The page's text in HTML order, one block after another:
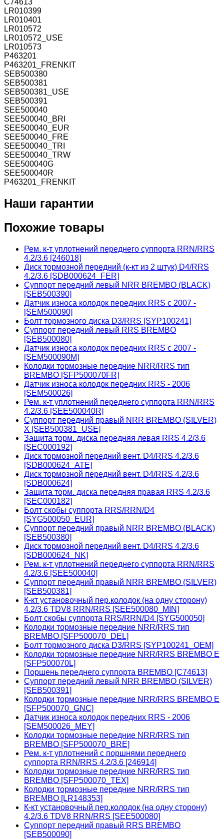
C74613
LR010399
LR010401
LR010572
LR010572_USE
LR010573
P463201
P463201_FRENKIT
SEB500380
SEB500381
SEB500381_USE
SEB500391
SEE500040
SEE500040_BRI
SEE500040_EUR
SEE500040_FRE
SEE500040_TRI
SEE500040_TRW
SEE500040G
SEE500040R
Р463201_FRENKIT
Наши гарантии
Похожие товары
Рем. к-т уплотнений переднего суппорта RRN/RRS
4.2/3.6 [246018]
Диск тормозной передний (к-кт из 2 штук) D4/RRS
4.2/3.6 [SDB000624_FER]
Суппорт передний левый NRR BREMBO (BLACK)
[SEB500390]
Датчик износа колодок передних RRS с 2007 -
[SEM500090]
Болт тормозного диска D3/RRS [SYP100241]
Суппорт передний левый RRS BREMBO
[SEB500080]
Датчик износа колодок передних RRS с 2007 -
[SEM500090M]
Колодки тормозные передние NRR/RRS тип
BREMBO [SFP500070FR]
Датчик износа колодок передних RRS - 2006
[SEM500026]
Рем. к-т уплотнений переднего суппорта RRN/RRS
4.2/3.6 [SEE500040R]
Суппорт передний правый NRR BREMBO (SILVER)
X [SEB500381_USE]
Защита торм. диска передняя левая RRS 4.2/3.6
[SEC000192]
Диск тормозной передний вент. D4/RRS 4.2/3.6
[SDB000624_ATE]
Диск тормозной передний вент. D4/RRS 4.2/3.6
[SDB000624]
Защита торм. диска передняя правая RRS 4.2/3.6
[SEC000182]
Болт скобы суппорта RRS/RRN/D4
[SYG500050_EUR]
Суппорт передний правый NRR BREMBO (BLACK)
[SEB500380]
Диск тормозной передний вент. D4/RRS 4.2/3.6
[SDB000624_NK]
Рем. к-т уплотнений переднего суппорта RRN/RRS
4.2/3.6 [SEE500040]
Суппорт передний правый NRR BREMBO (SILVER)
[SEB500381]
К-кт установочный пер.колодок (на одну сторону)
4.2/3.6 TDV8 RRN/RRS [SEE500080_MIN]
Болт скобы суппорта RRS/RRN/D4 [SYG500050]
Колодки тормозные передние NRR/RRS тип
BREMBO [SFP500070_DEL]
Болт тормозного диска D3/RRS [SYP100241_OEM]
Колодки тормозные передние NRR/RRS BREMBO E
[SFP500070L]
Поршень переднего суппорта BREMBO [C74613]
Суппорт передний левый NRR BREMBO (SILVER)
[SEB500391]
Колодки тормозные передние NRR/RRS BREMBO E
[SFP500070_GNC]
Датчик износа колодок передних RRS - 2006
[SEM500026_MEY]
Колодки тормозные передние NRR/RRS тип
BREMBO [SFP500070_BRE]
Рем. к-т уплотнений с поршнями переднего
суппорта RRN/RRS 4.2/3.6 [246914]
Колодки тормозные передние NRR/RRS тип
BREMBO [SFP500070_TEX]
Колодки тормозные передние NRR/RRS тип
BREMBO [LR148353]
К-кт установочный пер.колодок (на одну сторону)
4.2/3.6 TDV8 RRN/RRS [SEE500080]
Суппорт передний правый RRS BREMBO
[SEB500090]